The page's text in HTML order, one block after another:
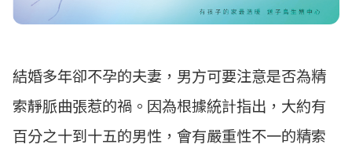
結婚多年卻不孕的夫妻，男方可要注意是否為精
索靜脈曲張惹的禍。因為根據統計指出，大約有
百分之十到十五的男性，會有嚴重性不一的精索